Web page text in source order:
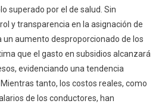
superado por el de salud. Sin
y transparencia en la asignación de
un aumento desproporcionado de los
que el gasto en subsidios alcanzará
evidenciando una tendencia
tanto, los costos reales, como
de los conductores, han